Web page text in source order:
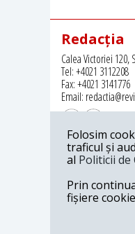
Redacția
Calea Victoriei 120,
Tel: +4021 3112208
Fax: +4021 3141776
Email:
Revista 22
Folosim
traficul și
al Politicii
Prin
fișiere